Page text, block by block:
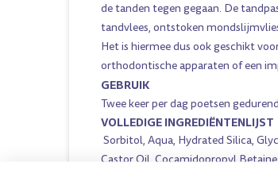
de tanden tegen gegaan. De
tandvlees, ontstoken
Het is hiermee dus ook geschikt
orthodontische apparaten of een
GEBRUIK
Twee keer per dag poetsen
VOLLEDIGE INGREDIËNTENLIJST
Sorbitol, Aqua, Hydrated Silica,
Castor Oil, Cocamidopropyl